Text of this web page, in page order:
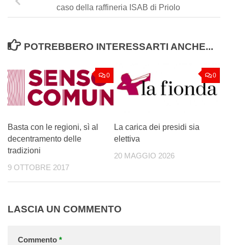
caso della raffineria ISAB di Priolo
POTREBBERO INTERESSARTI ANCHE...
0
Basta con le regioni, sì al
decentramento delle
tradizioni
9 OTTOBRE 2017
0
La carica dei presidi sia
elettiva
20 MAGGIO 2026
LASCIA UN COMMENTO
Commento *